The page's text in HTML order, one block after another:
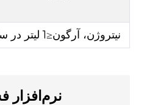
نیتروژن، آرگون≤1 لیتر در ساعت